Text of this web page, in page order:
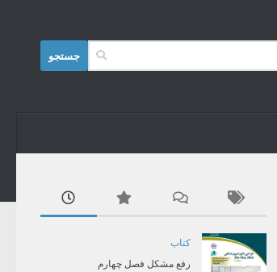
برای:
کتاب
رفع مشکل فصل چهارم